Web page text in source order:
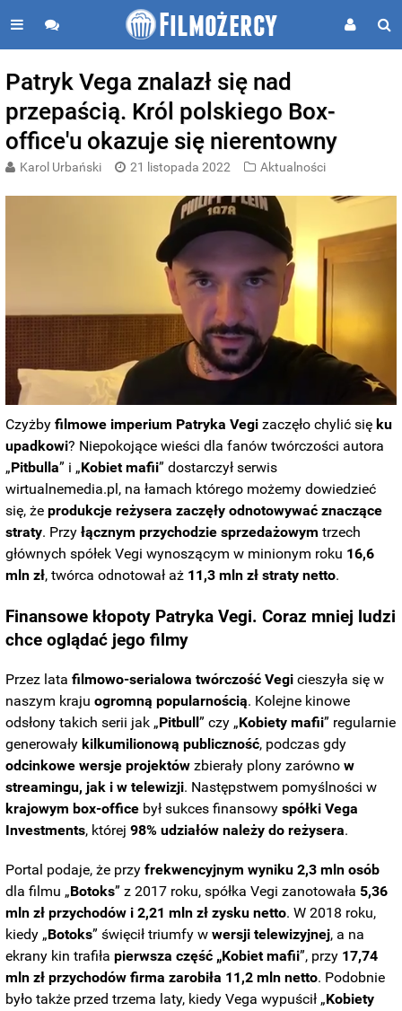
Patryk Vega znalazł się nad
przepaścią. Król polskiego Box-
office'u okazuje się nierentowny
Karol Urbański 21 listopada 2022 Aktualności
Czyżbyfilmowe imperium Patryka Vegi zaczęło chylić się ku
upadkowi? Niepokojące wieści dla fanów twórczości autora
„Pitbulla” i „Kobiet mafii” dostarczył serwis
wirtualnemedia.pl, na łamach którego możemy dowiedzieć
się, żeprodukcje reżysera zaczęły odnotowywać znaczące
straty. Przyłącznym przychodzie sprzedażowym trzech
głównych spółek Vegi wynoszącym w minionym roku 16,6
mln zł, twórca odnotował aż 11,3 mln zł straty netto.
Finansowe kłopoty Patryka Vegi. Coraz mniej ludzi
chce oglądać jego filmy
Przez latafilmowo-serialowa twórczość Vegi cieszyła się w
naszym krajuogromną popularnością. Kolejne kinowe
odsłony takich serii jak „Pitbull” czy „Kobiety mafii” regularnie
generowały kilkumilionową publiczność, podczas gdy
odcinkowe wersje projektów zbierały plony zarównow
streamingu, jak i w telewizji. Następstwem pomyślności w
krajowym box-office był sukces finansowyspółki Vega
Investments, której98% udziałów należy do reżysera.
Portal podaje, że przyfrekwencyjnym wyniku 2,3 mln osób
dla filmu „Botoks” z 2017 roku, spółka Vegi zanotowała 5,36
mln zł przychodów i 2,21 mln zł zysku netto. W 2018 roku,
kiedy „Botoks” święcił triumfy wwersji telewizyjnej, a na
ekrany kin trafiłapierwsza część „Kobiet mafii”, przy 17,74
mln zł przychodów firma zarobiła 11,2 mln netto. Podobnie
było także przed trzema laty, kiedy Vega wypuścił „Kobiety